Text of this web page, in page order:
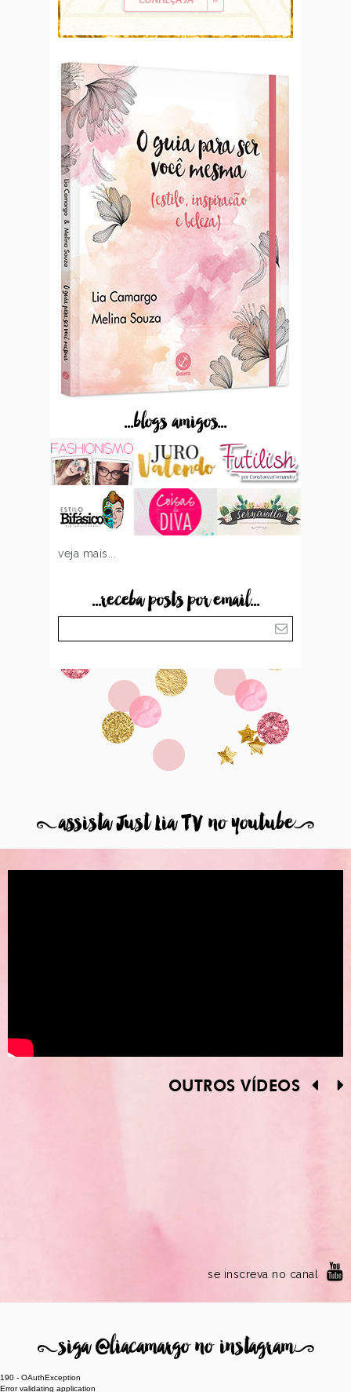
...blogs amigos...
veja mais...
...receba posts por email...
8assista Just Lia TV no youtube9
OUTROS VÍDEOS
se inscreva no canal
8siga @liacamargo no instagram9
190 - OAuthException
Error validating application